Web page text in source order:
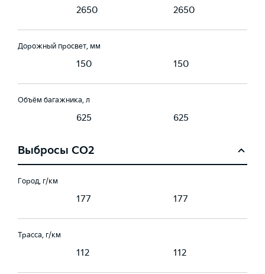
2650 2650
Дорожный просвет, мм
150 150
Объём багажника, л
625 625
Выбросы CO2
Город, г/км
177 177
Трасса, г/км
112 112